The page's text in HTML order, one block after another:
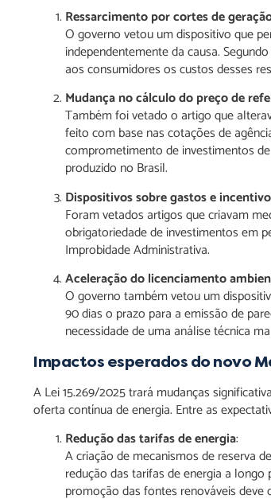
Ressarcimento por cortes de
O governo vetou um dispositivo que
independentemente da causa.
aos consumidores os custos desses
Mudança no cálculo do preço de
Também foi vetado o artigo que
feito com base nas cotações de
comprometimento de investimentos
produzido no Brasil.
Dispositivos sobre gastos e
Foram vetados artigos que criavam
obrigatoriedade de investimentos em
Improbidade Administrativa.
Aceleração do licenciamento
O governo também vetou um
90 dias o prazo para a emissão de
necessidade de uma análise técnica
Impactos esperados do novo
A Lei 15.269/2025 trará mudanças
oferta contínua de energia. Entre as
Redução das tarifas de energia:
A criação de mecanismos de reserva
redução das tarifas de energia a
promoção das fontes renováveis